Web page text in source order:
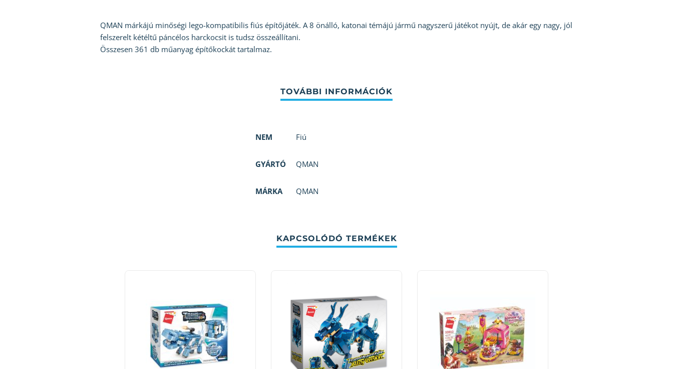
QMAN márkájú minőségi lego-kompatibilis fiús építőjáték. A 8 önálló, katonai témájú jármű nagyszerű játékot nyújt, de akár egy nagy, jól
felszerelt kétéltű páncélos harckocsit is tudsz összeállítani.
Összesen 361 db műanyag építőkockát tartalmaz.
NEM Fiú
GYÁRTÓ QMAN
MÁRKA QMAN
KAPCSOLÓDÓ TERMÉKEK